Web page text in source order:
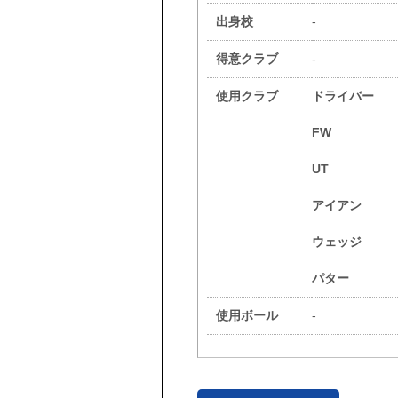
出身校 -
得意クラブ -
使用クラブ ドライバー
FW
UT
アイアン
ウェッジ
パター
使用ボール -